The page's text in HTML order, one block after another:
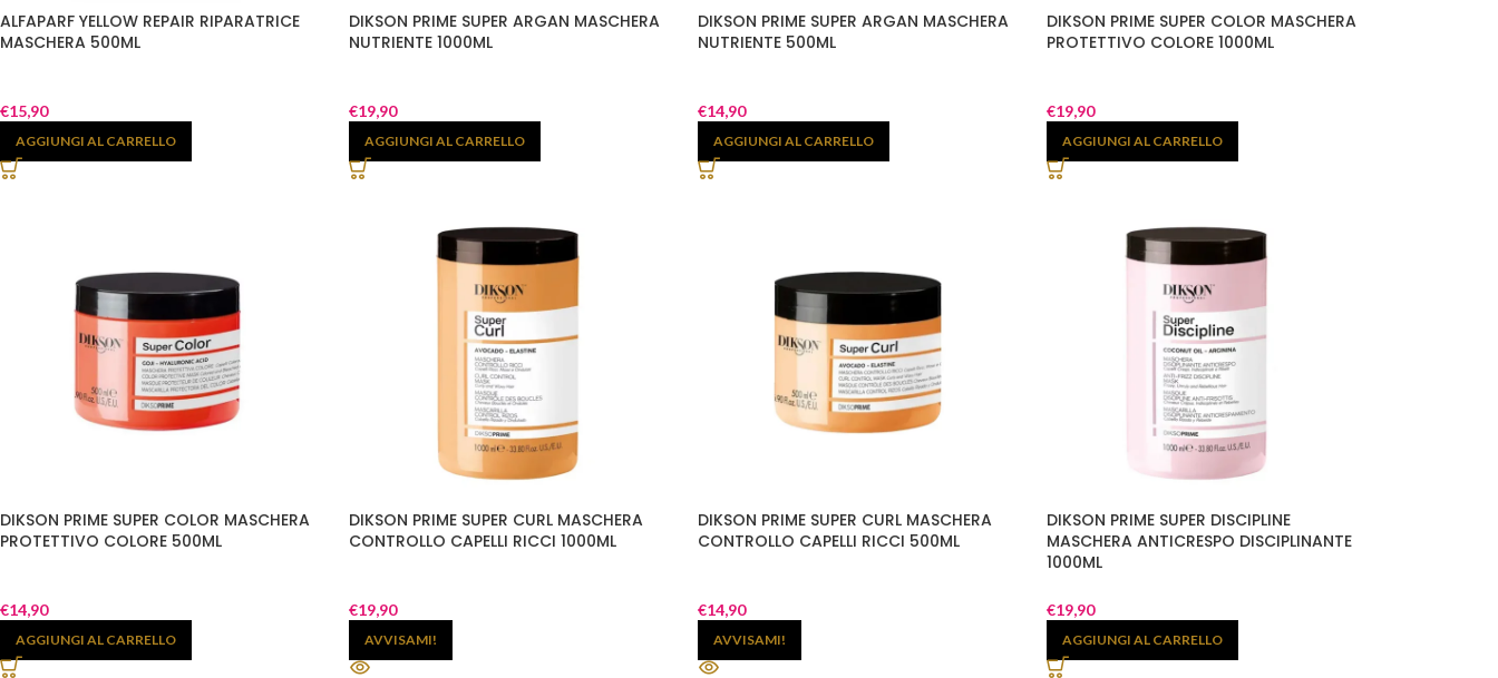
ALFAPARF YELLOW REPAIR RIPARATRICE
MASCHERA 500ML
€15,90
AGGIUNGI AL CARRELLO
DIKSON PRIME SUPER ARGAN MASCHERA
NUTRIENTE 1000ML
€19,90
AGGIUNGI AL CARRELLO
DIKSON PRIME SUPER ARGAN MASCHERA
NUTRIENTE 500ML
€14,90
AGGIUNGI AL CARRELLO
DIKSON PRIME SUPER COLOR MASCHERA
PROTETTIVO COLORE 1000ML
€19,90
AGGIUNGI AL CARRELLO
DIKSON PRIME SUPER COLOR MASCHERA
PROTETTIVO COLORE 500ML
€14,90
AGGIUNGI AL CARRELLO
DIKSON PRIME SUPER CURL MASCHERA
CONTROLLO CAPELLI RICCI 1000ML
€19,90
AVVISAMI!
DIKSON PRIME SUPER CURL MASCHERA
CONTROLLO CAPELLI RICCI 500ML
€14,90
AVVISAMI!
DIKSON PRIME SUPER DISCIPLINE
MASCHERA ANTICRESPO DISCIPLINANTE
1000ML
€19,90
AGGIUNGI AL CARRELLO